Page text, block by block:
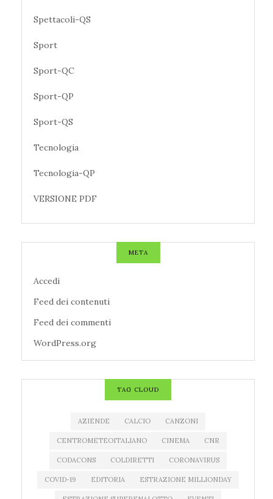
Spettacoli-QS
Sport
Sport-QC
Sport-QP
Sport-QS
Tecnologia
Tecnologia-QP
VERSIONE PDF
META
Accedi
Feed dei contenuti
Feed dei commenti
WordPress.org
TAG CLOUD
AZIENDE CALCIO CANZONI
CENTROMETEOITALIANO CINEMA CNR
CODACONS COLDIRETTI CORONAVIRUS
COVID-19 EDITORIA ESTRAZIONE MILLIONDAY